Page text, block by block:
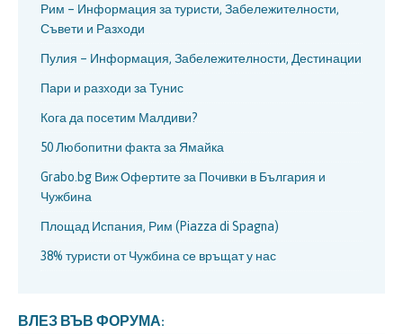
Рим – Информация за туристи, Забележителности,
Съвети и Разходи
Пулия – Информация, Забележителности, Дестинации
Пари и разходи за Тунис
Кога да посетим Малдиви?
50 Любопитни факта за Ямайка
Grabo.bg Виж Офертите за Почивки в България и
Чужбина
Площад Испания, Рим (Piazza di Spagna)
38% туристи от Чужбина се връщат у нас
ВЛЕЗ ВЪВ ФОРУМА: